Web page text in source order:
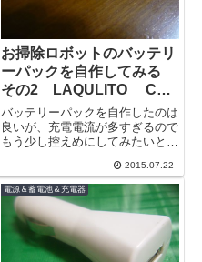
お掃除ロボットのバッテリ
ーパックを自作してみる
その2 LAQULITO CCP
CZ-860-RB
バッテリーパックを自作したのは
良いが、充電電流が多すぎるので
もう少し控えめにしてみたいと思
うだが、新たに搭載する単４のニ
ッケル水素...
2015.07.22
電源＆蓄電池＆充電器